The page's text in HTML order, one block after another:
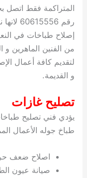
المتراكمة فقط اتصل
رقم
إصلاح طباخات في
من الفنين الماهرين و
لتقديم كافة أعمال
و القديمة.
تصليح غازات
يؤدي فني تصليح
طباخ جوله الأعمال
اصلاح ضعف
صيانة عيون